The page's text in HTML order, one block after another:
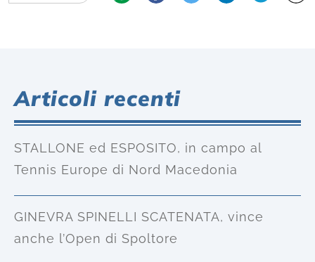
Articoli recenti
STALLONE ed ESPOSITO, in campo al
Tennis Europe di Nord Macedonia
GINEVRA SPINELLI SCATENATA, vince
anche l’Open di Spoltore